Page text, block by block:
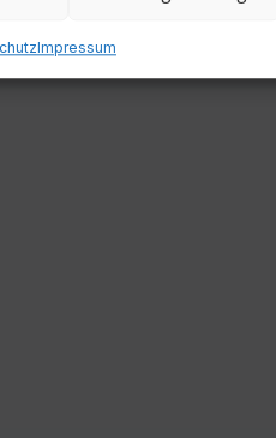
Impressum